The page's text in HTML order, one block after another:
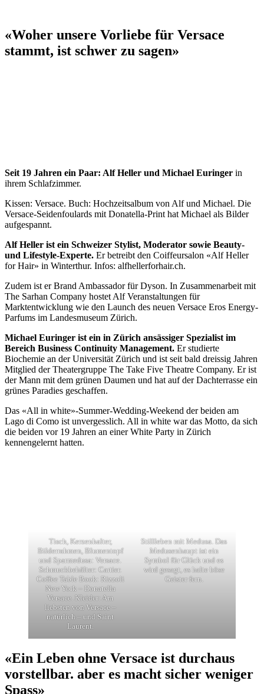
«Woher unsere Vorliebe für Versace
stammt, ist schwer zu sagen»
Seit 19 Jahren ein Paar: Alf Heller und Michael Euringer in
ihrem Schlafzimmer.
Kissen: Versace. Buch: Hochzeitsalbum von Alf und Michael. Die
Versace-Seidenfoulards mit Donatella-Print hat Michael als Bilder
aufgespannt.
Alf Heller ist ein Schweizer Stylist, Mode­rator sowie Beauty-
und Lifestyle-Experte. Er betreibt den Coiffeursalon «Alf Heller
for Hair» in Winterthur. Infos: alfhellerforhair.ch.
Zudem ist er Brand Ambassador für Dyson. In Zusammenarbeit mit
The Sarhan Company hostet Alf Veranstaltungen für
Marktentwicklung wie den Launch des neuen Versace Eros Energy-
Parfums im Landesmuseum Zürich.
Michael Euringer ist ein in Zürich ansässiger Spezialist im
Bereich Business Continuity Management. Er studierte
Biochemie an der Universität Zürich und ist seit bald dreissig Jahren
Mitglied der Theatergruppe The Take Five Theatre Company. Er ist
der Mann mit dem grünen Daumen und hat auf der Dachterrasse ein
grünes Paradies geschaffen.
Das «All in white»-Summer-Wedding-Weekend der beiden am
Lago di Como ist unvergesslich. All in white war das Motto, da sich
die beiden vor 19 Jahren an einer White Party in Zürich
kennengelernt hatten.
Tisch, Kerzenhalter,
Bilderrahmen, Blumentopf
und Sparmedusa: Versace.
Schmuckbehälter: Cartier.
Coffee Table Book: Rizzoli
New York – Donatella
Versace. Kleider: Am
liebsten von Versace –
natürlich – und Saint
Laurent.
Stillleben mit Medusa. Das
Medusenhaupt ist ein
Symbol für Glück und es
wird gesagt, es halte böse
Geister fern.
«Ein Leben ohne Versace ist durchaus
vorstellbar. aber es macht sicher weniger
Spass»